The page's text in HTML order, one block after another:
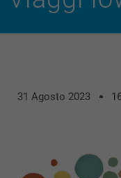
31 Agosto 2023